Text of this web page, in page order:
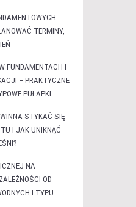
TERMINY,
FUNDAMENTACH I
– PRAKTYCZNE
PUŁAPKI
STYKAĆ SIĘ
I JAK UNIKNĄĆ
NA
OD
I TYPU